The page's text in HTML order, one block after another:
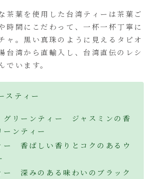
茶葉を使用した台湾ティーは茶葉ご
時間にこだわって、一杯一杯丁寧に
ャ。黒い真珠のように見えるタピオ
台湾から直輸入し、台湾直伝のレシ
でいます。
スティー
リーンティー ジャスミンの香
ーンティー
ー 香ばしい香りとコクのあるウ
ー 深みのある味わいのブラック